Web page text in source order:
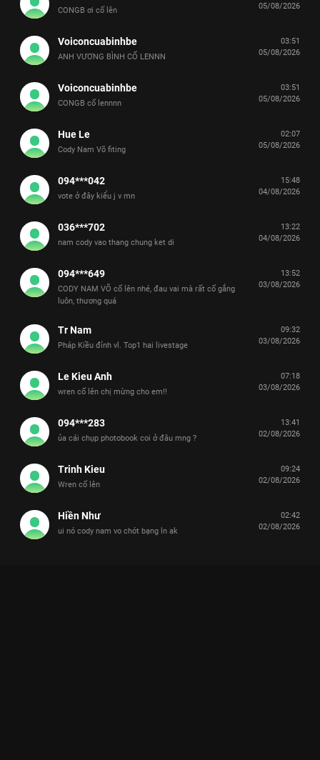
CONGB ơi cố lên 05/08/2026
Voiconcuabinhbe
ANH VƯƠNG BÌNH CỐ LENNN
03:51
05/08/2026
Voiconcuabinhbe
CONGB cố lennnn
03:51
05/08/2026
Hue Le
Cody Nam Võ fiting
02:07
05/08/2026
094***042
vote ở đây kiểu j v mn
15:48
04/08/2026
036***702
nam cody vao thang chung ket di
13:22
04/08/2026
094***649
CODY NAM VÕ cố lên nhé, đau vai mà rất cố gắng
luôn, thương quá
13:52
03/08/2026
Tr Nam
Pháp Kiều đỉnh vl. Top1 hai livestage
09:32
03/08/2026
Le Kieu Anh
wren cố lên chị mừng cho em!!
07:18
03/08/2026
094***283
ủa cái chụp photobook coi ở đâu mng ?
13:41
02/08/2026
Trinh Kieu
Wren cố lên
09:24
02/08/2026
Hiền Như
ui nó cody nam vo chót bạng ln ak
02:42
02/08/2026